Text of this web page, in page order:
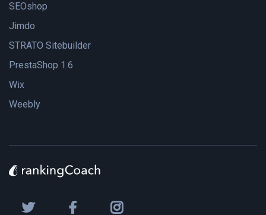
SEOshop
Jimdo
STRATO Sitebuilder
PrestaShop 1.6
Wix
Weebly